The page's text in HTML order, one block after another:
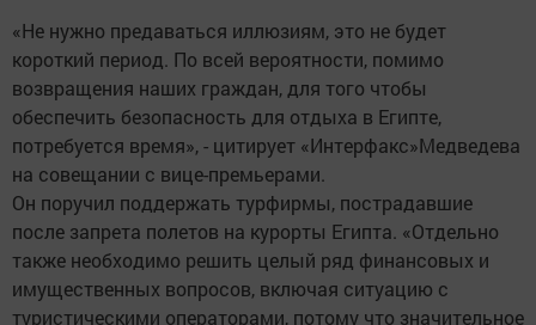
«Не нужно предаваться иллюзиям, это не будет
короткий период. По всей вероятности, помимо
возвращения наших граждан, для того чтобы
обеспечить безопасность для отдыха в Египте,
потребуется время», - цитирует «Интерфакс»Медведева
на совещании с вице-премьерами.
Он поручил поддержать турфирмы, пострадавшие
после запрета полетов на курорты Египта. «Отдельно
также необходимо решить целый ряд финансовых и
имущественных вопросов, включая ситуацию с
туристическими операторами, потому что значительное